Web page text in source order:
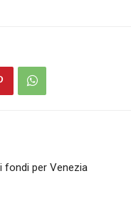
fondi per Venezia